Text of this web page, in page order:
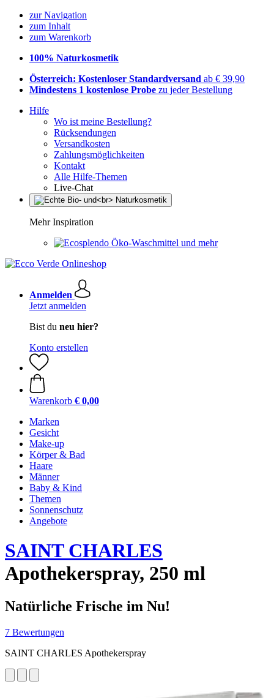
zur Navigation
zum Inhalt
zum Warenkorb
100% Naturkosmetik
Österreich: Kostenloser Standardversand ab € 39,90
Mindestens 1 kostenlose Probe zu jeder Bestellung
Hilfe
Wo ist meine Bestellung?
Rücksendungen
Versandkosten
Zahlungsmöglichkeiten
Kontakt
Alle Hilfe-Themen
Live-Chat
Mehr Inspiration
Öko-Waschmittel und mehr
Anmelden
Jetzt anmelden
Bist du neu hier?
Konto erstellen
Warenkorb € 0,00
Marken
Gesicht
Make-up
Körper & Bad
Haare
Männer
Baby & Kind
Themen
Sonnenschutz
Angebote
SAINT CHARLES
Apothekerspray, 250 ml
Natürliche Frische im Nu!
7 Bewertungen
SAINT CHARLES Apothekerspray